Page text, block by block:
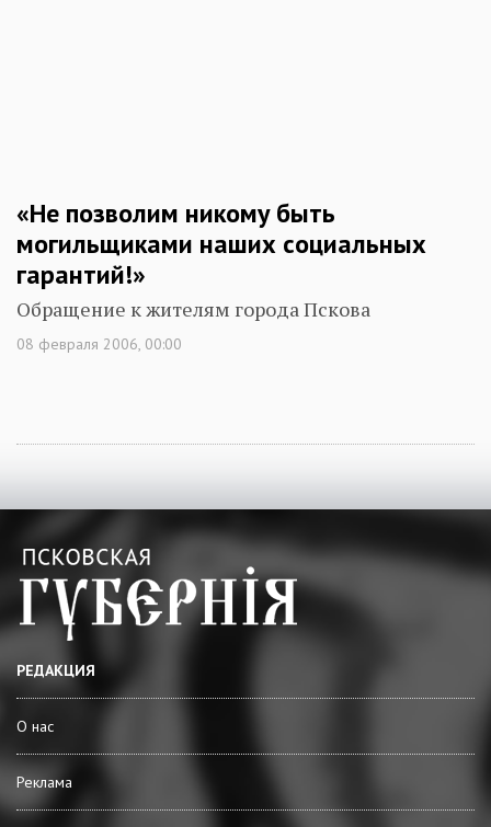
«Не позволим никому быть
могильщиками наших социальных
гарантий!»
Обращение к жителям города Пскова
08 февраля 2006, 00:00
РЕДАКЦИЯ
О нас
Реклама